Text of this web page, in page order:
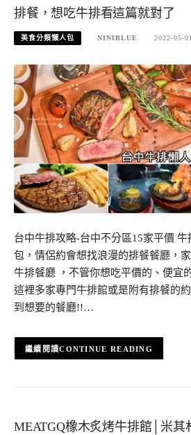
排餐，想吃牛排看這篇就對了
美食分類懶人包 NINIBLUE 2022-05-01
台中牛排攻略-台中不分區15家平價
包，情侶約會想找浪漫的排餐餐廳，
牛排餐廳 ，不管你想吃平價的、便宜
這裡多家專門牛排館或是附有排餐的
到想要的餐廳!!…
CONTINUE READING
MEATGQ橡木炙烤牛排館│米其